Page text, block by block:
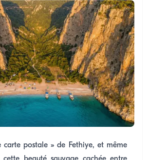
carte postale » de Fethiye, et même